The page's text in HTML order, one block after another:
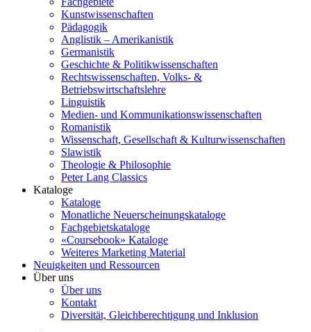
Kunstwissenschaften
Pädagogik
Anglistik – Amerikanistik
Germanistik
Geschichte & Politikwissenschaften
Rechtswissenschaften, Volks- &
Betriebswirtschaftslehre
Linguistik
Medien- und Kommunikationswissenschaften
Romanistik
Wissenschaft, Gesellschaft & Kulturwissenschaften
Slawistik
Theologie & Philosophie
Peter Lang Classics
Kataloge
Kataloge
Monatliche Neuerscheinungskataloge
Fachgebietskataloge
«Coursebook» Kataloge
Weiteres Marketing Material
Neuigkeiten und Ressourcen
Über uns
Über uns
Kontakt
Diversität, Gleichberechtigung und Inklusion